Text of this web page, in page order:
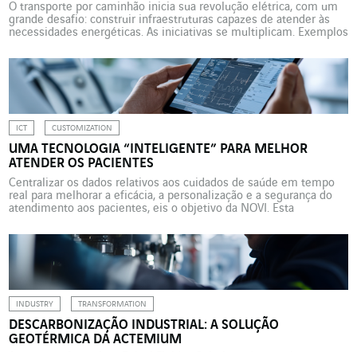
O transporte por caminhão inicia sua revolução elétrica, com um
grande desafio: construir infraestruturas capazes de atender às
necessidades energéticas. As iniciativas se multiplicam. Exemplos
um futuro de baixas emissões de carbono, a eletrificação do
transporte pesado – caminhões, ônibus, trens e navios […]
ICT CUSTOMIZATION
UMA TECNOLOGIA “INTELIGENTE” PARA MELHOR
ATENDER OS PACIENTES
Centralizar os dados relativos aos cuidados de saúde em tempo
real para melhorar a eficácia, a personalização e a segurança do
atendimento aos pacientes, eis o objetivo da NOVI. Esta
Verkerk Healthcare, concilia o tratamento personalizado das
informações e o respeito pela privacidade. Diante dos crescentes
desafios no setor […]
INDUSTRY TRANSFORMATION
DESCARBONIZAÇÃO INDUSTRIAL: A SOLUÇÃO
GEOTÉRMICA DA ACTEMIUM